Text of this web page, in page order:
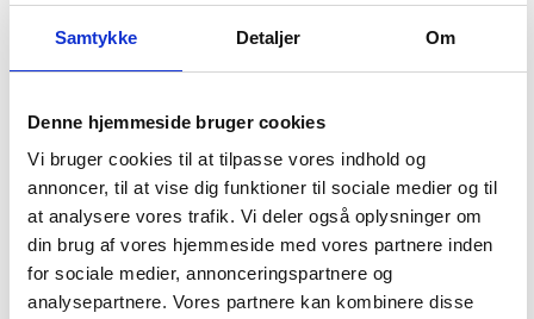
Samtykke Detaljer Om
Denne hjemmeside bruger cookies
Vi bruger cookies til at tilpasse vores indhold og
annoncer, til at vise dig funktioner til sociale medier og til
at analysere vores trafik. Vi deler også oplysninger om
din brug af vores hjemmeside med vores partnere inden
for sociale medier, annonceringspartnere og
analysepartnere. Vores partnere kan kombinere disse
account_balance_wallet 500.000 DKK
Gns. lønsum pr. fuldtidsbeskæftiget
people_outline Beskæftigede i branchen
group 2
0